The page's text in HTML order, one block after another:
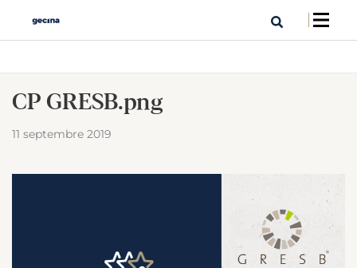
CP GRESB.png
11 septembre 2019